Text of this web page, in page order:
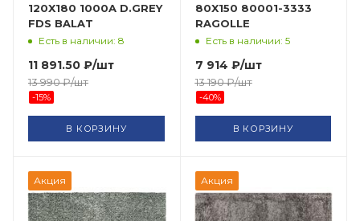
120X180 1000A D.GREY
FDS BALAT
Есть в наличии: 8
11 891.50 ₽/шт
13 990₽/шт
-15%
В КОРЗИНУ
80X150 80001-3333
RAGOLLE
Есть в наличии: 5
7 914 ₽/шт
13 190₽/шт
-40%
В КОРЗИНУ
Акция Акция